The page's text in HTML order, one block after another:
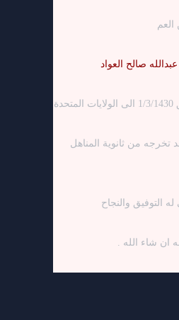
صالح العواد
تخرجه من ثانوية المناهل
له التوفيق والنجاح
ان شاء الله .